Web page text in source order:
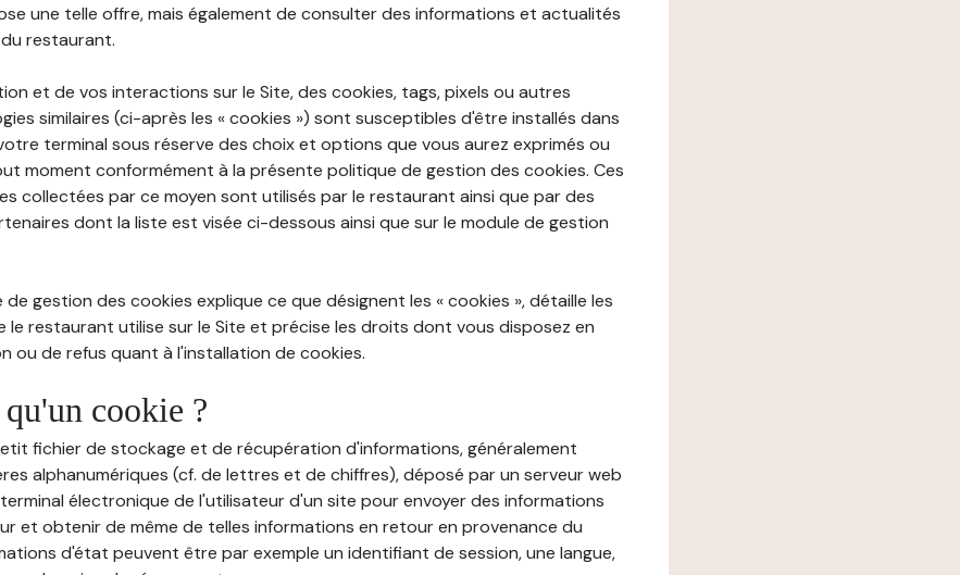
une telle offre, mais également de consulter des informations et actualités
restaurant.
et de vos interactions sur le Site, des cookies, tags, pixels ou autres
similaires (ci-après les « cookies ») sont susceptibles d'être installés dans
terminal sous réserve des choix et options que vous aurez exprimés ou
moment conformément à la présente politique de gestion des cookies. Ces
collectées par ce moyen sont utilisés par le restaurant ainsi que par des
dont la liste est visée ci-dessous ainsi que sur le module de gestion
gestion des cookies explique ce que désignent les « cookies », détaille les
le restaurant utilise sur le Site et précise les droits dont vous disposez en
ou de refus quant à l'installation de cookies.
cookie ?
fichier de stockage et de récupération d'informations, généralement
alphanumériques (cf. de lettres et de chiffres), déposé par un serveur web
électronique de l'utilisateur d'un site pour envoyer des informations
et obtenir de même de telles informations en retour en provenance du
d'état peuvent être par exemple un identifiant de session, une langue,